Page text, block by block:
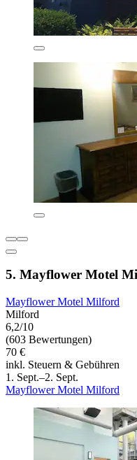
5. Mayflower Motel
Mayflower Motel Milford
Milford
6,2/10
(603 Bewertungen)
70 €
inkl. Steuern & Gebühren
1. Sept.–2. Sept.
Mayflower Motel Milford